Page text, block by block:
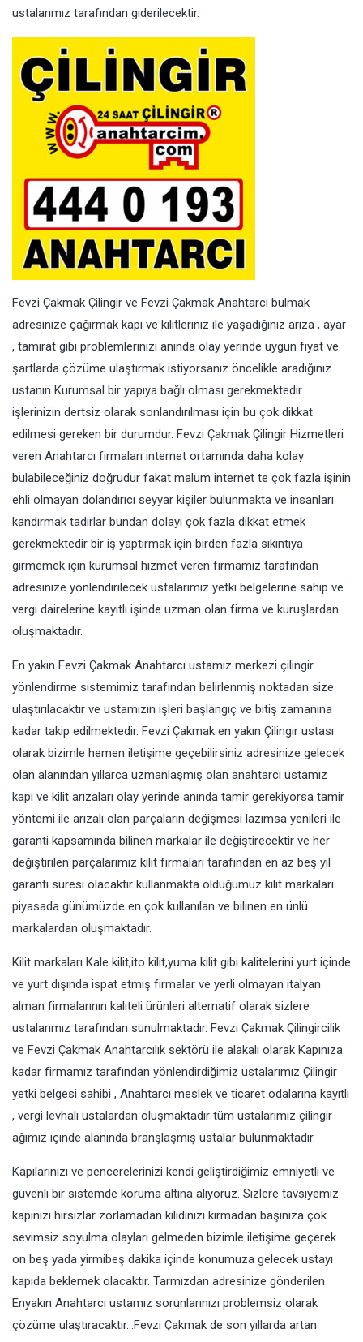
ustalarımız tarafından giderilecektir.
Fevzi Çakmak Çilingir ve Fevzi Çakmak Anahtarcı bulmak
adresinize çağırmak kapı ve kilitleriniz ile yaşadığınız arıza , ayar
, tamirat gibi problemlerinizi anında olay yerinde uygun fiyat ve
şartlarda çözüme ulaştırmak istiyorsanız öncelikle aradığınız
ustanın Kurumsal bir yapıya bağlı olması gerekmektedir
işlerinizin dertsiz olarak sonlandırılması için bu çok dikkat
edilmesi gereken bir durumdur. Fevzi Çakmak Çilingir Hizmetleri
veren Anahtarcı firmaları internet ortamında daha kolay
bulabileceğiniz doğrudur fakat malum internet te çok fazla işinin
ehli olmayan dolandırıcı seyyar kişiler bulunmakta ve insanları
kandırmak tadırlar bundan dolayı çok fazla dikkat etmek
gerekmektedir bir iş yaptırmak için birden fazla sıkıntıya
girmemek için kurumsal hizmet veren firmamız tarafından
adresinize yönlendirilecek ustalarımız yetki belgelerine sahip ve
vergi dairelerine kayıtlı işinde uzman olan firma ve kuruşlardan
oluşmaktadır.
En yakın Fevzi Çakmak Anahtarcı ustamız merkezi çilingir
yönlendirme sistemimiz tarafından belirlenmiş noktadan size
ulaştırılacaktır ve ustamızın işleri başlangıç ve bitiş zamanına
kadar takip edilmektedir. Fevzi Çakmak en yakın Çilingir ustası
olarak bizimle hemen iletişime geçebilirsiniz adresinize gelecek
olan alanından yıllarca uzmanlaşmış olan anahtarcı ustamız
kapı ve kilit arızaları olay yerinde anında tamir gerekiyorsa tamir
yöntemi ile arızalı olan parçaların değişmesi lazımsa yenileri ile
garanti kapsamında bilinen markalar ile değiştirecektir ve her
değiştirilen parçalarımız kilit firmaları tarafından en az beş yıl
garanti süresi olacaktır kullanmakta olduğumuz kilit markaları
piyasada günümüzde en çok kullanılan ve bilinen en ünlü
markalardan oluşmaktadır.
Kilit markaları Kale kilit,ito kilit,yuma kilit gibi kalitelerini yurt içinde
ve yurt dışında ispat etmiş firmalar ve yerli olmayan italyan
alman firmalarının kaliteli ürünleri alternatif olarak sizlere
ustalarımız tarafından sunulmaktadır. Fevzi Çakmak Çilingircilik
ve Fevzi Çakmak Anahtarcılık sektörü ile alakalı olarak Kapınıza
kadar firmamız tarafından yönlendirdiğimiz ustalarımız Çilingir
yetki belgesi sahibi , Anahtarcı meslek ve ticaret odalarına kayıtlı
, vergi levhalı ustalardan oluşmaktadır tüm ustalarımız çilingir
ağımız içinde alanında branşlaşmış ustalar bulunmaktadır.
Kapılarınızı ve pencerelerinizi kendi geliştirdiğimiz emniyetli ve
güvenli bir sistemde koruma altına alıyoruz. Sizlere tavsiyemiz
kapınızı hırsızlar zorlamadan kilidinizi kırmadan başınıza çok
sevimsiz soyulma olayları gelmeden bizimle iletişime geçerek
on beş yada yirmibeş dakika içinde konumuza gelecek ustayı
kapıda beklemek olacaktır. Tarmızdan adresinize gönderilen
Enyakın Anahtarcı ustamız sorunlarınızı problemsiz olarak
çözüme ulaştıracaktır…Fevzi Çakmak de son yıllarda artan